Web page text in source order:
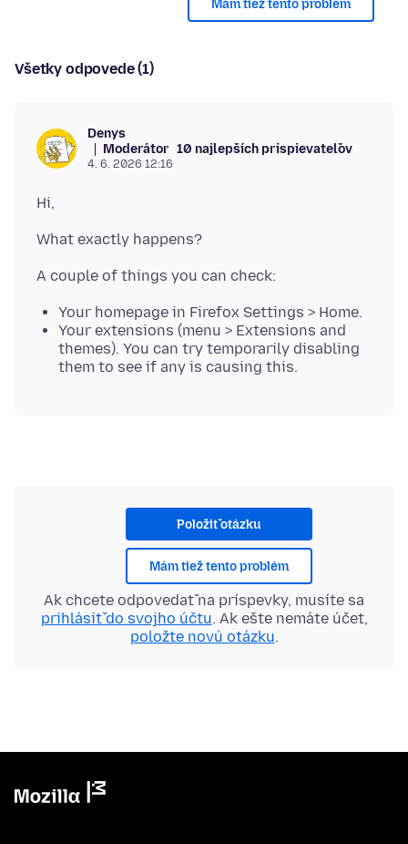
Mám tiež tento problém
Všetky odpovede (1)
Denys
Moderátor 10 najlepších prispievateľov
4. 6. 2026 12:16
Your homepage in Firefox Settings > Home.
Your extensions (menu > Extensions and
themes). You can try temporarily disabling
them to see if any is causing this.
Položiť otázku
Mám tiež tento problém
Ak chcete odpovedať na príspevky, musíte sa
prihlásiť do svojho účtu. Ak ešte nemáte účet,
položte novú otázku.